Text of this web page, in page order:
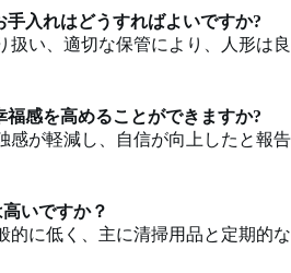
入れはどうすればよいですか?
扱い、適切な保管により、人形は良
感を高めることができますか?
感が軽減し、自信が向上したと報告
いですか？
的に低く、主に清掃用品と定期的な